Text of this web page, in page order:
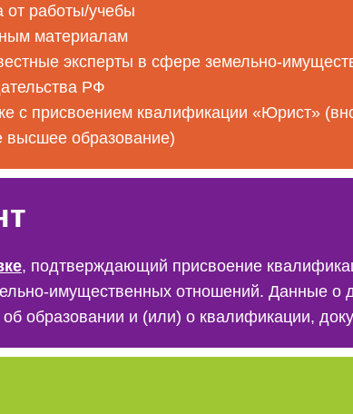
работы/учебы
материалам
эксперты в сфере земельно-
РФ
с присвоением квалификации «Юрист»
высшее образование)
, подтверждающий присвоение квалификации «Юрист» и дающий право на ведение
имущественных отношений. Данные
образовании и (или) о квалификации,